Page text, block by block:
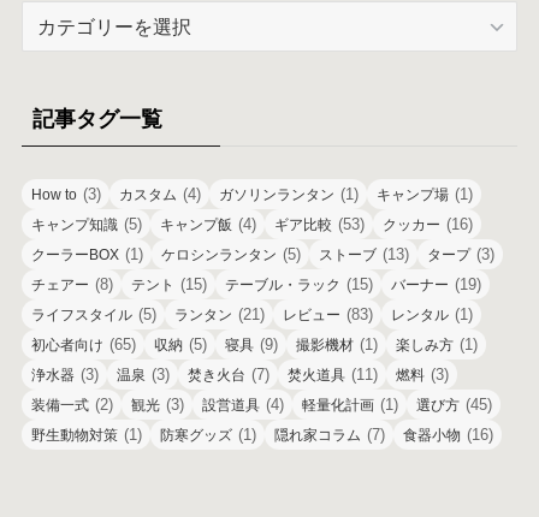
リ
ー
記事タグ一覧
How to (3) カスタム (4) ガソリンランタン (1) キャンプ場 (1)
キャンプ知識 (5) キャンプ飯 (4) ギア比較 (53) クッカー (16)
クーラーBOX (1) ケロシンランタン (5) ストーブ (13) タープ(3)
チェアー (8) テント (15) テーブル・ラック (15) バーナー (19)
ライフスタイル (5) ランタン (21) レビュー (83) レンタル (1)
初心者向け (65) 収納 (5) 寝具 (9) 撮影機材 (1) 楽しみ方 (1)
浄水器 (3) 温泉 (3) 焚き火台 (7) 焚火道具 (11) 燃料 (3)
装備一式 (2) 観光 (3) 設営道具 (4) 軽量化計画 (1) 選び方 (45)
野生動物対策 (1) 防寒グッズ (1) 隠れ家コラム (7) 食器小物 (16)